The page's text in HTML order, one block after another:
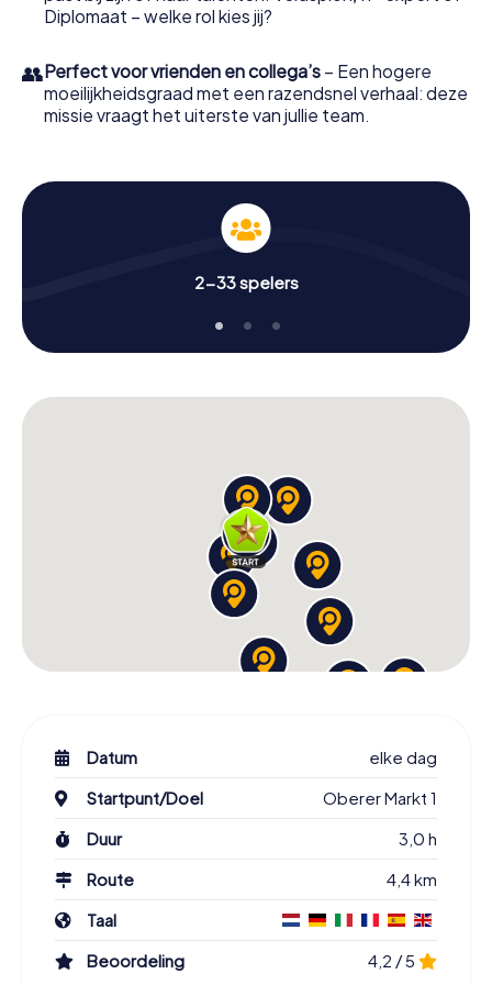
Diplomaat – welke rol kies jij?
👥Perfect voor vrienden en collega’s – Een hogere
moeilijkheidsgraad met een razendsnel verhaal: deze
missie vraagt het uiterste van jullie team.
2-33 spelers
Datum
elke dag
Startpunt/Doel
Oberer Markt 1
Duur
3,0 h
Route
4,4 km
Taal
Beoordeling
4,2 / 5